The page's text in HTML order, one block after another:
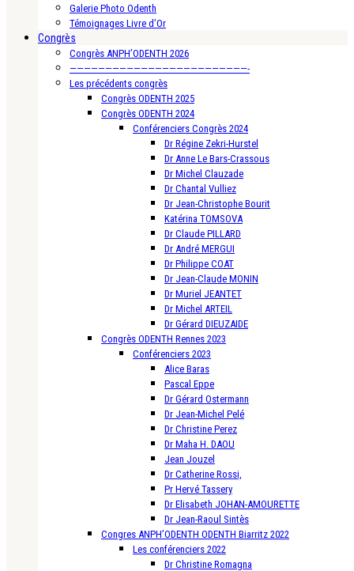
Galerie Photo Odenth
Témoignages Livre d’Or
Congrès
Congrès ANPH’ODENTH 2026
—————————————————————————-
Les précédents congrès
Congrès ODENTH 2025
Congrès ODENTH 2024
Conférenciers Congrès 2024
Dr Régine Zekri-Hurstel
Dr Anne Le Bars-Crassous
Dr Michel Clauzade
Dr Chantal Vulliez
Dr Jean-Christophe Bourit
Katérina TOMSOVA
Dr Claude PILLARD
Dr André MERGUI
Dr Philippe COAT
Dr Jean-Claude MONIN
Dr Muriel JEANTET
Dr Michel ARTEIL
Dr Gérard DIEUZAIDE
Congrès ODENTH Rennes 2023
Conférenciers 2023
Alice Baras
Pascal Eppe
Dr Gérard Ostermann
Dr Jean-Michel Pelé
Dr Christine Perez
Dr Maha H. DAOU
Jean Jouzel
Dr Catherine Rossi,
Pr Hervé Tassery
Dr Elisabeth JOHAN-AMOURETTE
Dr Jean-Raoul Sintès
Congres ANPH’ODENTH ODENTH Biarritz 2022
Les conférenciers 2022
Dr Christine Romagna